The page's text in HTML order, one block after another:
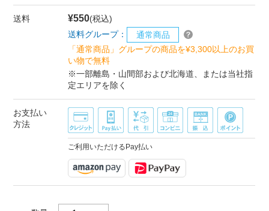
送料 ¥550(税込)
送料グループ：
通常商品
「通常商品」グループの商品を¥3,300以上のお買
い物で無料
※一部離島・山間部および北海道、または当社指
定エリアを除く
お支払い
方法
ご利用いただけるPay払い